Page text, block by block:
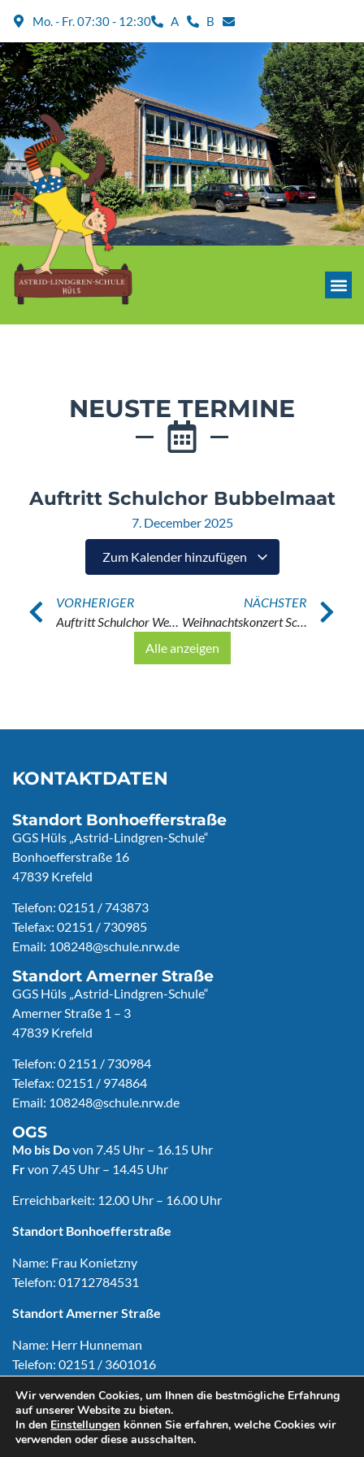
Mo. - Fr. 07:30 - 12:30 A B
NEUSTE TERMINE
Auftritt Schulchor Bubbelmaat
7. December 2025
Zum Kalender hinzufügen
VORHERIGER
Auftritt Schulchor Weihnachtsmarkt
NÄCHSTER
Weihnachtskonzert Schulchor
Alle anzeigen
KONTAKTDATEN
Standort Bonhoefferstraße
GGS Hüls „Astrid-Lindgren-Schule“
Bonhoefferstraße 16
47839 Krefeld
Telefon: 02151 / 743873
Telefax: 02151 / 730985
Email: 108248@schule.nrw.de
Standort Amerner Straße
GGS Hüls „Astrid-Lindgren-Schule“
Amerner Straße 1 – 3
47839 Krefeld
Telefon: 0 2151 / 730984
Telefax: 02151 / 974864
Email: 108248@schule.nrw.de
OGS
Mo bis Dovon 7.45 Uhr – 16.15 Uhr
Frvon 7.45 Uhr – 14.45 Uhr
Erreichbarkeit: 12.00 Uhr – 16.00 Uhr
Standort Bonhoefferstraße
Name: Frau Konietzny
Telefon: 01712784531
Standort Amerner Straße
Name: Herr Hunneman
Telefon: 02151 / 3601016
Copyright © Astrid-Lindgren-Schule Hüls 2024
Wir verwenden Cookies, um Ihnen die bestmögliche Erfahrung
auf unserer Website zu bieten.
In den Einstellungen können Sie erfahren, welche Cookies wir
verwenden oder diese ausschalten.